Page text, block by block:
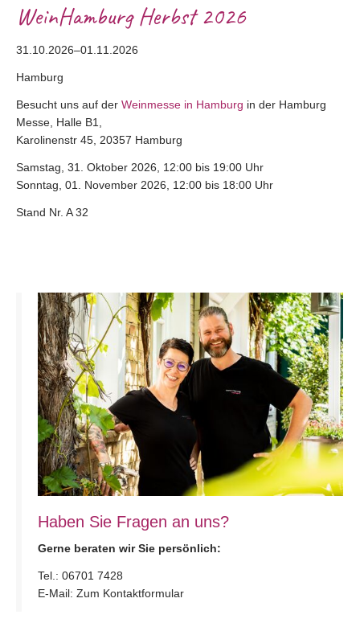
WeinHamburg Herbst 2026
31.10.2026–01.11.2026
Hamburg
Besucht uns auf der Weinmesse in Hamburg in der Hamburg
Messe, Halle B1,
Karolinenstr 45, 20357 Hamburg
Samstag, 31. Oktober 2026, 12:00 bis 19:00 Uhr
Sonntag, 01. November 2026, 12:00 bis 18:00 Uhr
Stand Nr. A 32
Haben Sie Fragen an uns?
Gerne beraten wir Sie persönlich:
Tel.: 06701 7428
E-Mail: Zum Kontaktformular